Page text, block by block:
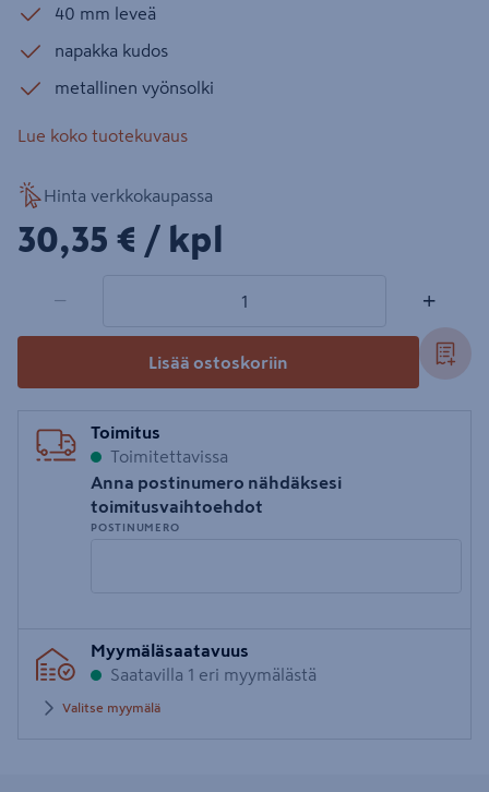
40 mm leveä
napakka kudos
metallinen vyönsolki
Lue koko tuotekuvaus
Hinta verkkokaupassa
30,35€/kpl
30,35 € / kpl
− +
Lisää ostoskoriin
Toimitus
Toimitettavissa
Anna postinumero nähdäksesi
toimitusvaihtoehdot
POSTINUMERO
postinumero
Myymäläsaatavuus
Saatavilla 1 eri myymälästä
Valitse myymälä